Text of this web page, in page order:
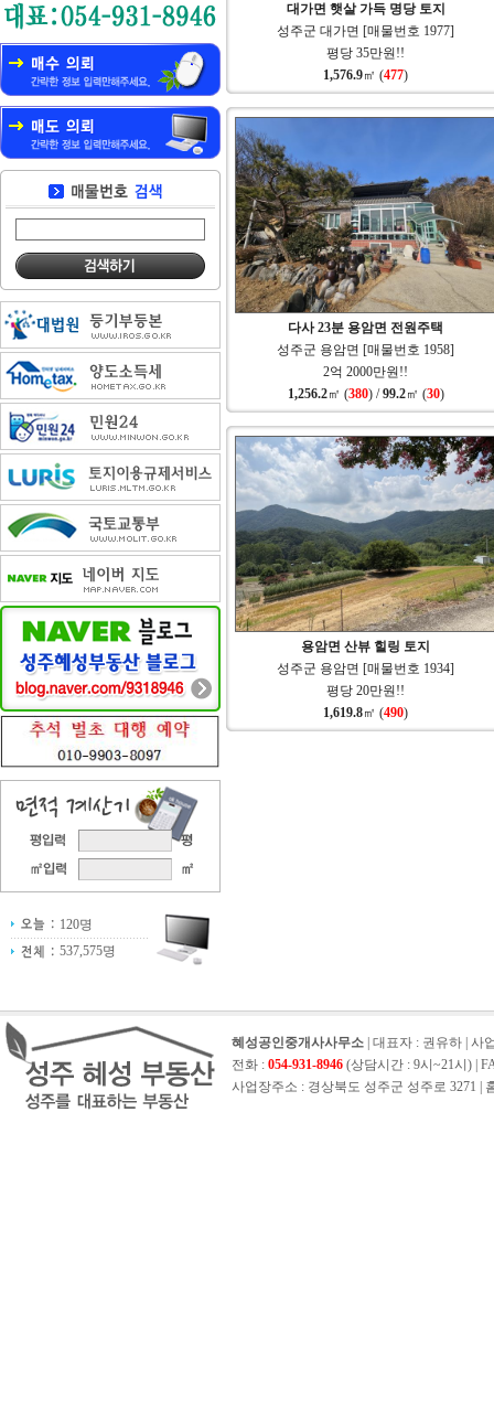
120명
537,575명
대가면 햇살 가득 명당 토지
성주군 대가면 [매물번호 1977]
평당 35만원!!
1,576.9㎡ (477)
다사 23분 용암면 전원주택
성주군 용암면 [매물번호 1958]
2억 2000만원!!
1,256.2㎡ (380) /99.2㎡ (30)
용암면 산뷰 힐링 토지
성주군 용암면 [매물번호 1934]
평당 20만원!!
1,619.8㎡ (490)
혜성공인중개사사무소 | 대표자 : 권유하 | 사
전화 : 054-931-8946 (상담시간 : 9시~21시) |
사업장주소 : 경상북도 성주군 성주로 3271 |